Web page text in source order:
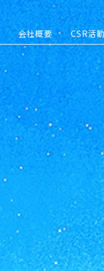
会社概要 CSR活